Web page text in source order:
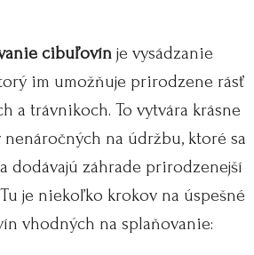
cibuľovín je vysádzanie
im umožňuje prirodzene rásť
a trávnikoch. To vytvára krásne
na údržbu, ktoré sa
dodávajú záhrade prirodzenejší
je niekoľko krokov na úspešné
vhodných na splaňovanie: